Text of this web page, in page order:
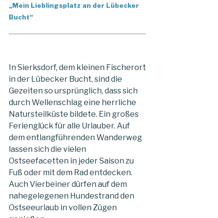
„Mein Lieblingsplatz an der Lübecker
Bucht“
In Sierksdorf, dem kleinen Fischerort
in der Lübecker Bucht, sind die
Gezeiten so ursprünglich, dass sich
durch Wellenschlag eine herrliche
Natursteilküste bildete. Ein großes
Ferienglück für alle Urlauber. Auf
dem entlangführenden Wanderweg
lassen sich die vielen
Ostseefacetten in jeder Saison zu
Fuß oder mit dem Rad entdecken.
Auch Vierbeiner dürfen auf dem
nahegelegenen Hundestrand den
Ostseeurlaub in vollen Zügen